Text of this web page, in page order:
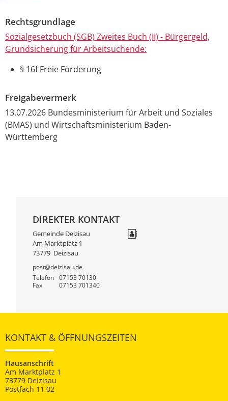
Rechtsgrundlage
Sozialgesetzbuch (SGB) Zweites Buch (II) - Bürgergeld,
Grundsicherung für Arbeitsuchende:
§ 16f Freie Förderung
Freigabevermerk
13.07.2026 Bundesministerium für Arbeit und Soziales
(BMAS) und Wirtschaftsministerium Baden-
Württemberg
DIREKTER KONTAKT
Gemeinde Deizisau
Am Marktplatz 1
73779 Deizisau
post@deizisau.de
Telefon
07153 70130
Fax 07153 701340
KONTAKT & ÖFFNUNGSZEITEN
Hausanschrift
Am Marktplatz 1
73779 Deizisau
Postfach 11 02